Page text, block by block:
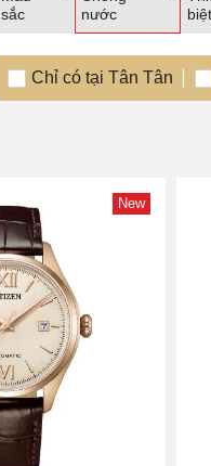
sắc
nước
biệt
Chỉ có tại Tân Tân
New